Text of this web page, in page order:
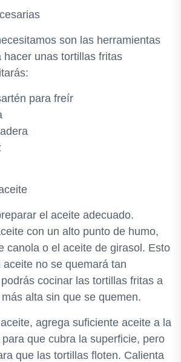
son las herramientas
hacer unas tortillas fritas
para freír
el aceite adecuado.
con un alto punto de humo,
canola o el aceite de girasol. Esto
no se quemará tan
cocinar las tortillas fritas a
alta sin que se quemen.
agrega suficiente aceite a la
que cubra la superficie, pero
que las tortillas floten. Calienta